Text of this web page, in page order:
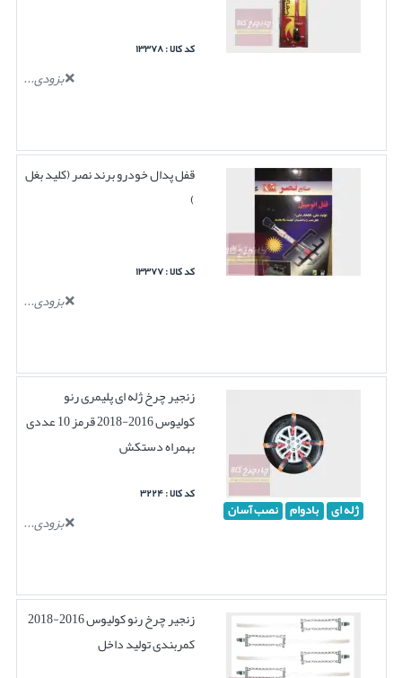
کد کالا : ۱۳۳۷۸
بزودی...
قفل پدال خودرو برند نصر (کلید بغل
)
کد کالا : ۱۳۳۷۷
بزودی...
ژله ای بادوام نصب آسان
زنجیر چرخ ژله ای پلیمری رنو
کولیوس 2016-2018 قرمز 10 عددی
بهمراه دستکش
کد کالا : ۳۲۲۴
بزودی...
زنجیر چرخ رنو کولیوس 2016-2018
کمربندی تولید داخل